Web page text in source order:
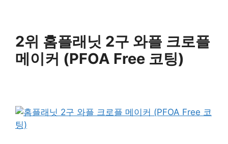
2위 홈플래닛 2구 와플 크로플
메이커 (PFOA Free 코팅)